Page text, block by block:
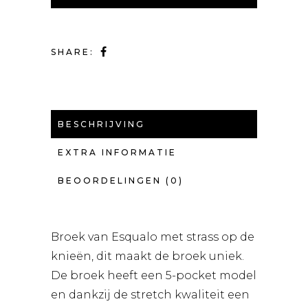
SHARE:
BESCHRIJVING
EXTRA INFORMATIE
BEOORDELINGEN (0)
Broek van Esqualo met strass op de
knieën, dit maakt de broek uniek.
De broek heeft een 5-pocket model
en dankzij de stretch kwaliteit een